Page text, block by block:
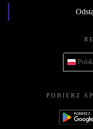
POBIERZ